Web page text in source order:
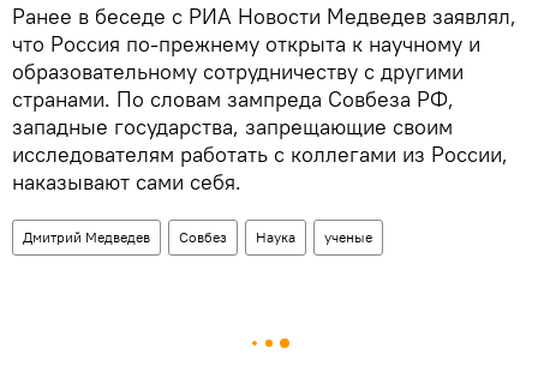
Ранее в беседе с РИА Новости Медведев заявлял,
что Россия по-прежнему открыта к научному и
образовательному сотрудничеству с другими
странами. По словам зампреда Совбеза РФ,
западные государства, запрещающие своим
исследователям работать с коллегами из России,
наказывают сами себя.
Дмитрий Медведев Совбез Наука ученые